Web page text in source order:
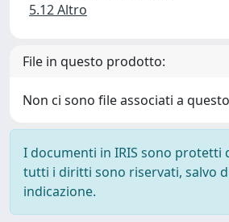
5.12 Altro
File in questo prodotto:
Non ci sono file associati a
I documenti in IRIS sono protetti
tutti i diritti sono riservati, salvo
indicazione.